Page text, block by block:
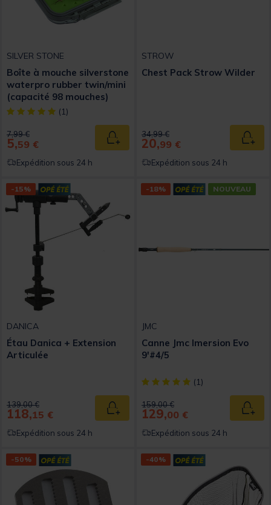
SILVER STONE
Boîte à mouche silverstone
waterpro rubber twin/mini
(capacité 98 mouches)
[object Object] out of 5 Customer Rating
(1)
Price reduced from
7,99 €to
5,59 € Ajouter au panier
Expédition sous 24 h
STROW
Chest Pack Strow Wilder
Price reduced from
34,99 €to
20,99 €
Expédition sous 24 h
-15%
DANICA
Étau Danica + Extension
Articulée
Price reduced from
139,00 €to
118,15 € Ajouter au panier
Expédition sous 24 h
-18% NOUVEAU
JMC
Canne Jmc Imersion Evo
9'#4/5
[object Object] out of 5
(1)
Price reduced from
159,00 €to
129,00 €
Expédition sous 24 h
-50% -40%